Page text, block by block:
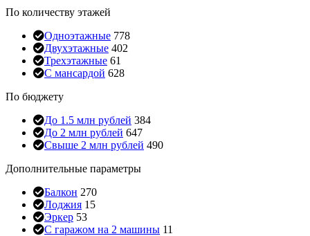
По количеству этажей
Одноэтажные 778
Двухэтажные 402
Трехэтажные 61
С мансардой 628
По бюджету
До 1.5 млн рублей 384
До 2 млн рублей 647
Свыше 2 млн рублей 490
Дополнительные параметры
Балкон 270
Лоджия 15
Эркер 53
С гаражом на 2 машины 11